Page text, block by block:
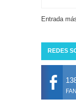
Entrada
REDES